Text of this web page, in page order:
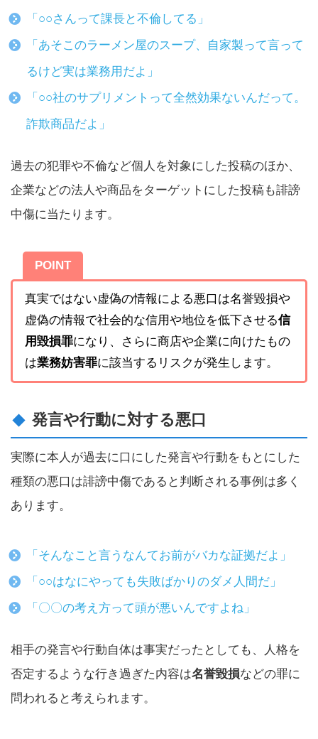
「○○さんって課長と不倫してる」
「あそこのラーメン屋のスープ、自家製って言って
るけど実は業務用だよ」
「○○社のサプリメントって全然効果ないんだって。
詐欺商品だよ」
過去の犯罪や不倫など個人を対象にした投稿のほか、
企業などの法人や商品をターゲットにした投稿も誹謗
中傷に当たります。
POINT
真実ではない虚偽の情報による悪口は名誉毀損や
虚偽の情報で社会的な信用や地位を低下させる信
用毀損罪になり、さらに商店や企業に向けたもの
は業務妨害罪に該当するリスクが発生します。
発言や行動に対する悪口
実際に本人が過去に口にした発言や行動をもとにした
種類の悪口は誹謗中傷であると判断される事例は多く
あります。
「そんなこと言うなんてお前がバカな証拠だよ」
「○○はなにやっても失敗ばかりのダメ人間だ」
「〇〇の考え方って頭が悪いんですよね」
相手の発言や行動自体は事実だったとしても、人格を
否定するような行き過ぎた内容は名誉毀損などの罪に
問われると考えられます。